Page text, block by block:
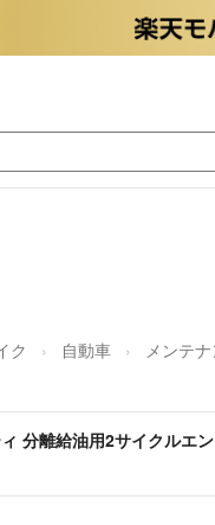
ク 自動車 メンテ
分離給油用2サイクルエ